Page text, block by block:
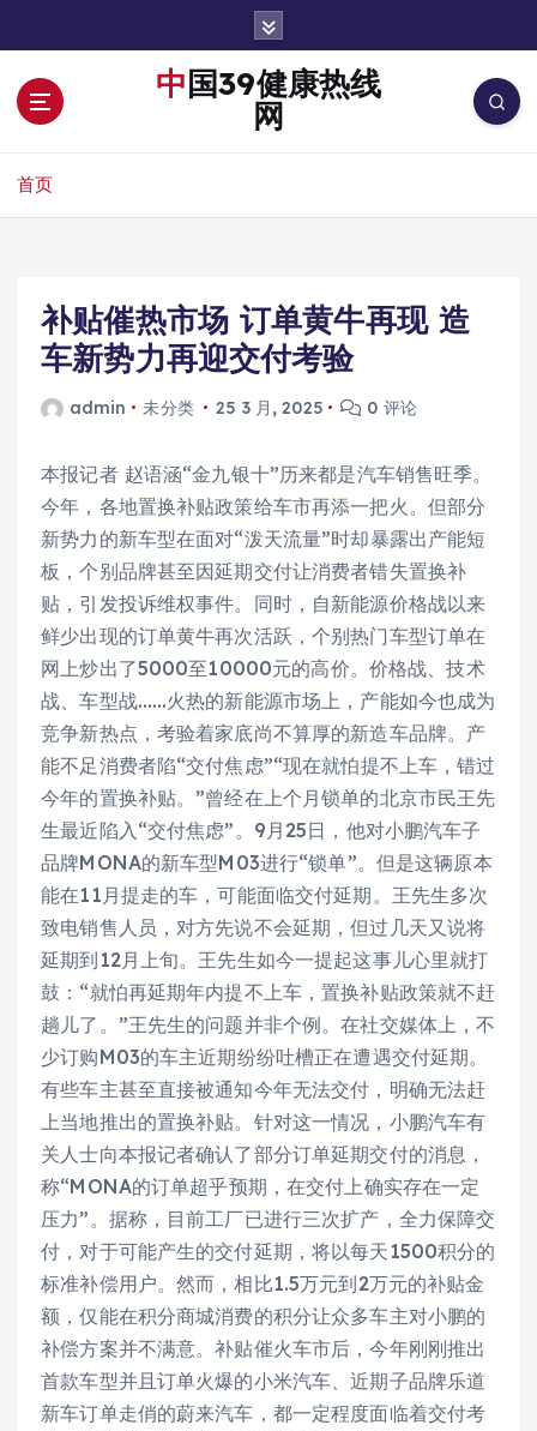
中国39健康热线
网
首页
补贴催热市场 订单黄牛再现 造
车新势力再迎交付考验
admin 未分类 25 3 月, 2025 0 评论
本报记者 赵语涵“金九银十”历来都是汽车销售旺季。
今年，各地置换补贴政策给车市再添一把火。但部分
新势力的新车型在面对“泼天流量”时却暴露出产能短
板，个别品牌甚至因延期交付让消费者错失置换补
贴，引发投诉维权事件。同时，自新能源价格战以来
鲜少出现的订单黄牛再次活跃，个别热门车型订单在
网上炒出了5000至10000元的高价。价格战、技术
战、车型战……火热的新能源市场上，产能如今也成为
竞争新热点，考验着家底尚不算厚的新造车品牌。产
能不足消费者陷“交付焦虑”“现在就怕提不上车，错过
今年的置换补贴。”曾经在上个月锁单的北京市民王先
生最近陷入“交付焦虑”。9月25日，他对小鹏汽车子
品牌MONA的新车型M03进行“锁单”。但是这辆原本
能在11月提走的车，可能面临交付延期。王先生多次
致电销售人员，对方先说不会延期，但过几天又说将
延期到12月上旬。王先生如今一提起这事儿心里就打
鼓：“就怕再延期年内提不上车，置换补贴政策就不赶
趟儿了。”王先生的问题并非个例。在社交媒体上，不
少订购M03的车主近期纷纷吐槽正在遭遇交付延期。
有些车主甚至直接被通知今年无法交付，明确无法赶
上当地推出的置换补贴。针对这一情况，小鹏汽车有
关人士向本报记者确认了部分订单延期交付的消息，
称“MONA的订单超乎预期，在交付上确实存在一定
压力”。据称，目前工厂已进行三次扩产，全力保障交
付，对于可能产生的交付延期，将以每天1500积分的
标准补偿用户。然而，相比1.5万元到2万元的补贴金
额，仅能在积分商城消费的积分让众多车主对小鹏的
补偿方案并不满意。补贴催火车市后，今年刚刚推出
首款车型并且订单火爆的小米汽车、近期子品牌乐道
新车订单走俏的蔚来汽车，都一定程度面临着交付考